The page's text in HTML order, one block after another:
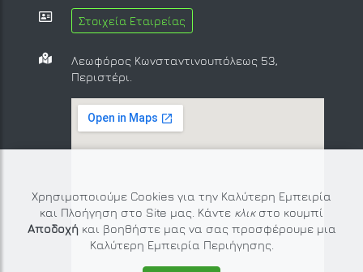
Χρησιμοποιούμε Cookies για την Καλύτερη Εμπειρία
και Πλοήγηση στο Site μας. Κάντε κλικ στο κουμπί
Αποδοχήκαι βοηθήστε μας να σας προσφέρουμε μια
Καλύτερη Εμπειρία Περιήγησης.
Στοιχεία Εταιρείας
Λεωφόρος Κωνσταντινουπόλεως 53,
Περιστέρι.